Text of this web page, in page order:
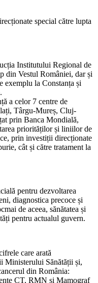
special către lupta
Institutului Regional de
din Vestul României, dar și
exemplu la Constanța și
a celor 7 centre de
Târgu-Mureș, Cluj-
prin Banca Mondială,
priorităților și liniilor de
prin investiții direcționate
cât și către tratament la
pentru dezvoltarea
diagnostica precoce și
de aceea, sănătatea și
pentru actualul guvern.
care arată
Ministerului Sănătății și,
din România:
CT, RMN și Mamograf